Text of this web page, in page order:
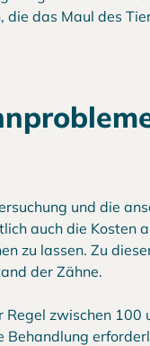
das Maul des
und die
auch die Kosten
zu lassen. Zu
der Zähne.
zwischen